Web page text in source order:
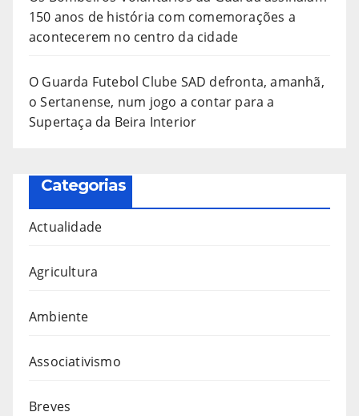
150 anos de história com comemorações a
acontecerem no centro da cidade
O Guarda Futebol Clube SAD defronta, amanhã,
o Sertanense, num jogo a contar para a
Supertaça da Beira Interior
Categorias
Actualidade
Agricultura
Ambiente
Associativismo
Breves